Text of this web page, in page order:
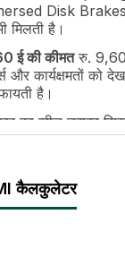
ERPM
Adjusting, Self
Steering
MM
MM
MM
Disk
मिलती है।
ई की कीमतरु.
कार्यक्षमतों को
है।
का व्हील ड्राइव
साबित होता है
फसलों की कटाई
आदि के साथ
कैलकुलेटर